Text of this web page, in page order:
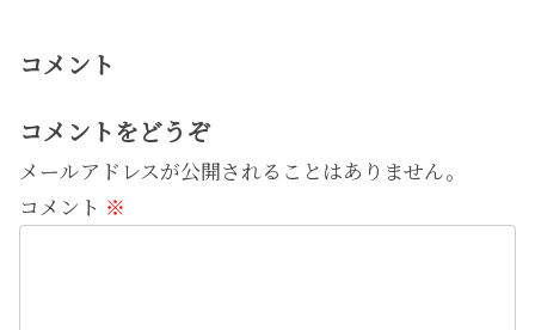
コメント
コメントをどうぞ
メールアドレスが公開されることはありません。
コメント ※